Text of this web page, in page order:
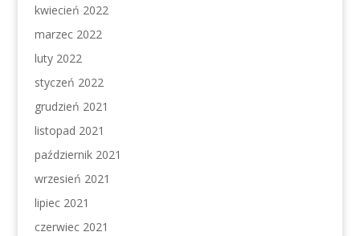
kwiecień 2022
marzec 2022
luty 2022
styczeń 2022
grudzień 2021
listopad 2021
październik 2021
wrzesień 2021
lipiec 2021
czerwiec 2021